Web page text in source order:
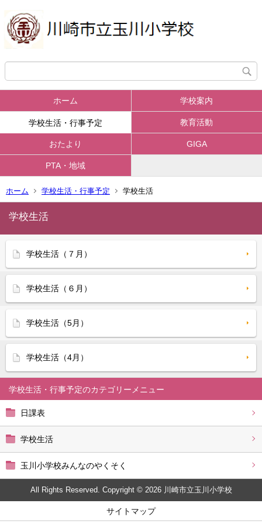
ホーム 学校案内
学校生活・行事予定 教育活動
おたより GIGA
PTA・地域
ホーム 学校生活・行事予定 学校生活
学校生活・行事予定
日課表
学校生活
玉川小学校みんなのやくそく
学校生活
学校生活（７月）
学校生活（６月）
学校生活（5月）
学校生活（4月）
All Rights Reserved. Copyright © 2026 川崎市立玉川小学校
サイトマップ